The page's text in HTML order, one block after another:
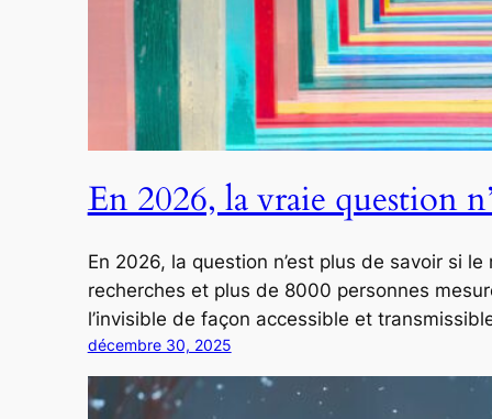
En 2026, la vraie question
En 2026, la question n’est plus de savoir si
recherches et plus de 8000 personnes
l’invisible de façon accessible et
décembre 30, 2025